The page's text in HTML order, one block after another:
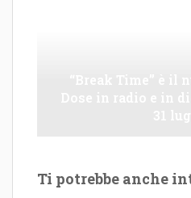
Ti potrebbe anche